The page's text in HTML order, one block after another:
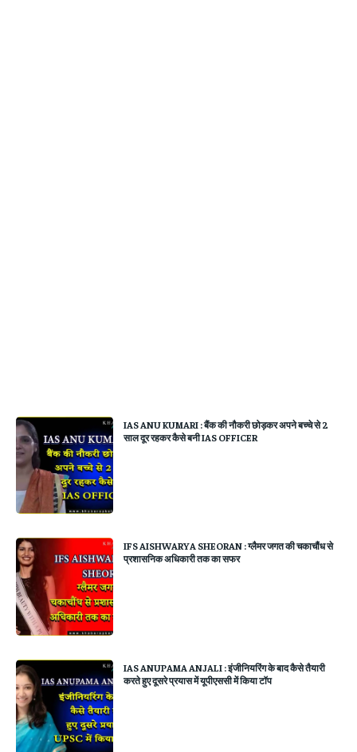
IAS ANU KUMARI : बैंक की नौकरी छोड़कर अपने बच्चे से 2
साल दूर रहकर कैसे बनी IAS OFFICER
IFS AISHWARYA SHEORAN : ग्लैमर जगत की चकाचौंध से
प्रशासनिक अधिकारी तक का सफर
IAS ANUPAMA ANJALI : इंजीनियरिंग के बाद कैसे तैयारी
करते हुए दूसरे प्रयास में यूपीएससी में किया टॉप